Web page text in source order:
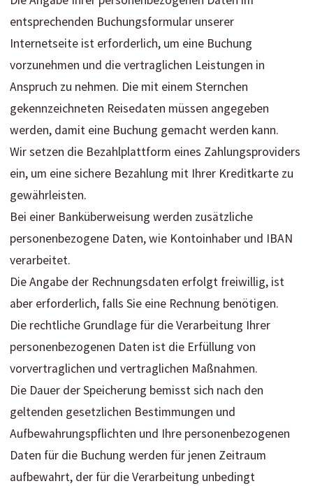
entsprechenden Buchungsformular unserer
Internetseite ist erforderlich, um eine Buchung
vorzunehmen und die vertraglichen Leistungen in
Anspruch zu nehmen. Die mit einem Sternchen
gekennzeichneten Reisedaten müssen angegeben
werden, damit eine Buchung gemacht werden kann.
Wir setzen die Bezahlplattform eines Zahlungsproviders
ein, um eine sichere Bezahlung mit Ihrer Kreditkarte zu
gewährleisten.
Bei einer Banküberweisung werden zusätzliche
personenbezogene Daten, wie Kontoinhaber und IBAN
verarbeitet.
Die Angabe der Rechnungsdaten erfolgt freiwillig, ist
aber erforderlich, falls Sie eine Rechnung benötigen.
Die rechtliche Grundlage für die Verarbeitung Ihrer
personenbezogenen Daten ist die Erfüllung von
vorvertraglichen und vertraglichen Maßnahmen.
Die Dauer der Speicherung bemisst sich nach den
geltenden gesetzlichen Bestimmungen und
Aufbewahrungspflichten und Ihre personenbezogenen
Daten für die Buchung werden für jenen Zeitraum
aufbewahrt, der für die Verarbeitung unbedingt